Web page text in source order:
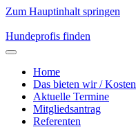
Zum Hauptinhalt springen
Hundeprofis finden
Home
Das bieten wir / Kosten
Aktuelle Termine
Mitgliedsantrag
Referenten